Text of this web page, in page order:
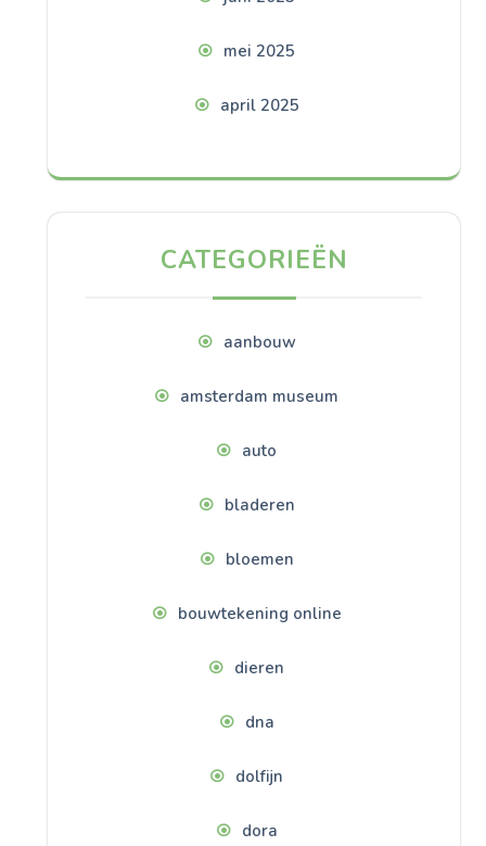
mei 2025
april 2025
CATEGORIEËN
aanbouw
amsterdam museum
auto
bladeren
bloemen
bouwtekening online
dieren
dna
dolfijn
dora